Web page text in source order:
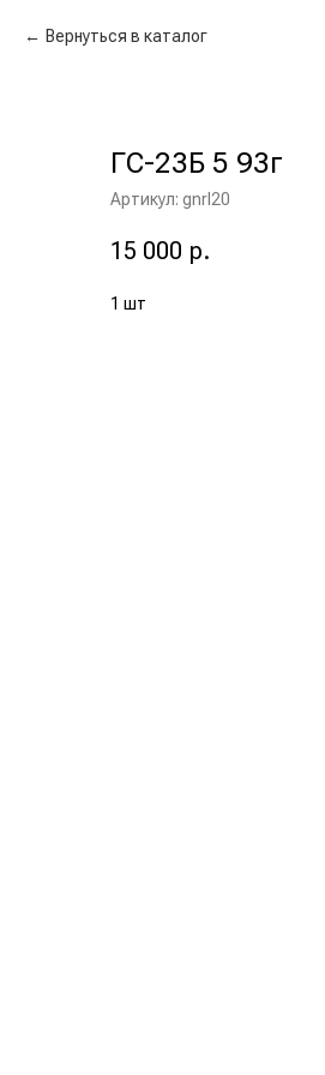
Вернуться в каталог
ГС-23Б 5 93г
Артикул: gnrl20
15 000 р.
1 шт